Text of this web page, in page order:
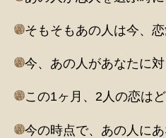
そもそもあの人は今、
今、あの人があなたに
この1ヶ月、2人の恋は
今の時点で、あの人に